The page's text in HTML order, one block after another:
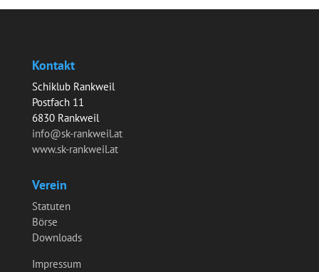
Kontakt
Schiklub Rankweil
Postfach 11
6830 Rankweil
info@sk-rankweil.at
www.sk-rankweil.at
Verein
Statuten
Börse
Downloads
Impressum